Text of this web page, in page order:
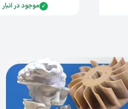
موجود در انبار